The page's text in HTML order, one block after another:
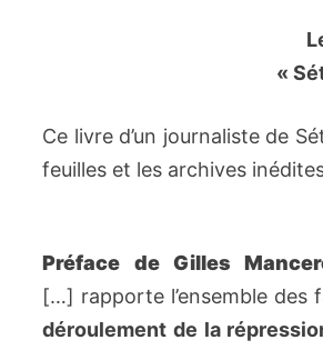
«
Ce livre d’un journaliste de
feuilles et les archives
Préface de Gilles
[…] rapporte l’ensemble des
déroulement de la